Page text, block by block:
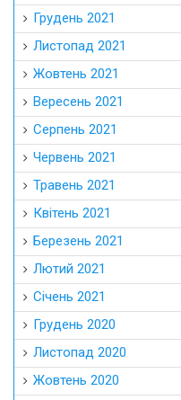
Грудень 2021
Листопад 2021
Жовтень 2021
Вересень 2021
Серпень 2021
Червень 2021
Травень 2021
Квітень 2021
Березень 2021
Лютий 2021
Січень 2021
Грудень 2020
Листопад 2020
Жовтень 2020